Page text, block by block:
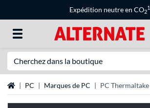
Expédition neutre en CO2
1
Page d'accueil
PC Marques de PC PC Thermaltake